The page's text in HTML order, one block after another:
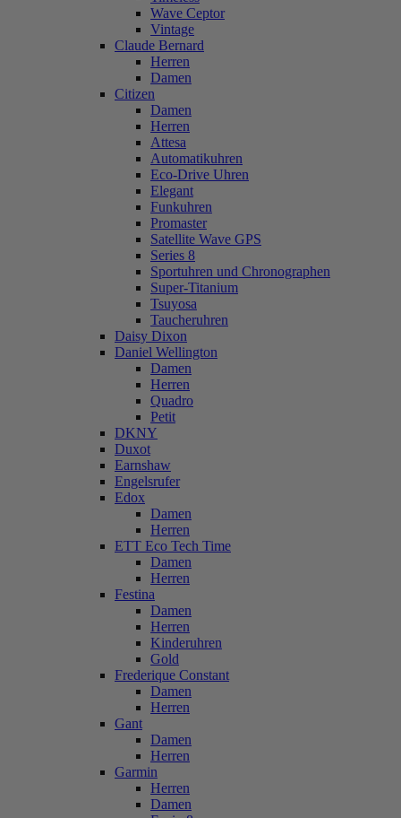
Wave Ceptor
Vintage
Claude Bernard
Herren
Damen
Citizen
Damen
Herren
Attesa
Automatikuhren
Eco-Drive Uhren
Elegant
Funkuhren
Promaster
Satellite Wave GPS
Series 8
Sportuhren und Chronographen
Super-Titanium
Tsuyosa
Taucheruhren
Daisy Dixon
Daniel Wellington
Damen
Herren
Quadro
Petit
DKNY
Duxot
Earnshaw
Engelsrufer
Edox
Damen
Herren
ETT Eco Tech Time
Damen
Herren
Festina
Damen
Herren
Kinderuhren
Gold
Frederique Constant
Damen
Herren
Gant
Damen
Herren
Garmin
Herren
Damen